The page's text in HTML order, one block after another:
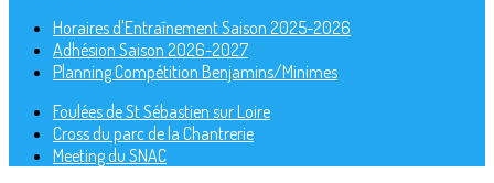
Horaires d'Entraînement Saison 2025-2026
Adhésion Saison 2026-2027
Planning Compétition Benjamins/Minimes
Foulées de St Sébastien sur Loire
Cross du parc de la Chantrerie
Meeting du SNAC